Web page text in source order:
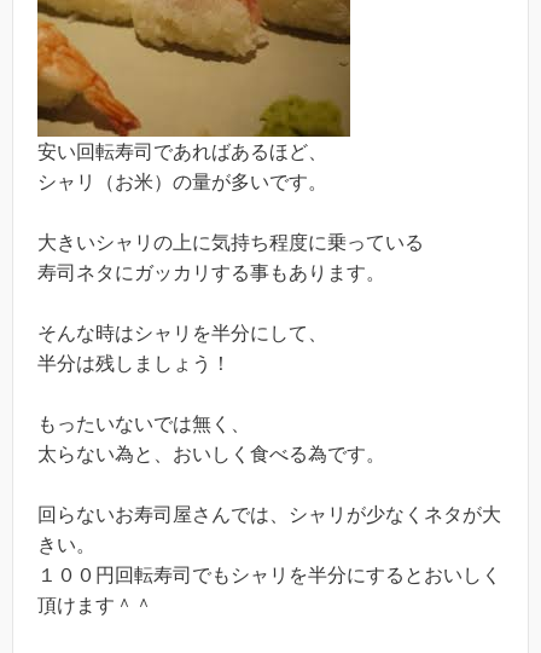
安い回転寿司であればあるほど、
シャリ（お米）の量が多いです。
大きいシャリの上に気持ち程度に乗っている
寿司ネタにガッカリする事もあります。
そんな時はシャリを半分にして、
半分は残しましょう！
もったいないでは無く、
太らない為と、おいしく食べる為です。
回らないお寿司屋さんでは、シャリが少なくネタが大
きい。
１００円回転寿司でもシャリを半分にするとおいしく
頂けます＾＾